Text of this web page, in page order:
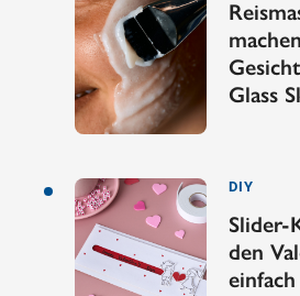
Glass
DIY
Slider-
den
einfach